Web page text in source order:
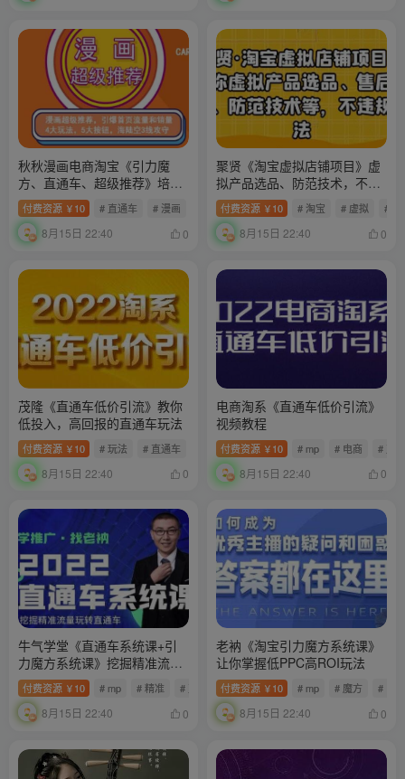
秋秋漫画电商淘宝《引力魔
方、直通车、超级推荐》培训
课程视频
付费资源 ￥ 10 # 直通车 # 漫画 # 魔方
8月15日 22:40 0
聚贤《淘宝虚拟店铺项目》虚
拟产品选品、防范技术，不违
规玩法等
付费资源 ￥ 10 # 淘宝 # 虚拟 # 选
8月15日 22:40 0
茂隆《直通车低价引流》教你
低投入，高回报的直通车玩法
付费资源 ￥ 10 # 玩法 # 直通车 # 高回报
8月15日 22:40 0
电商淘系《直通车低价引流》
视频教程
付费资源 ￥ 10 # mp # 电商 # 直
8月15日 22:40 0
牛气学堂《直通车系统课+引
力魔方系统课》挖掘精准流量
玩转直通车
付费资源 ￥ 10 # mp # 精准 # 直通车
8月15日 22:40 0
老衲《淘宝引力魔方系统课》
让你掌握低PPC高ROI玩法
付费资源 ￥ 10 # mp # 魔方 # 引力
8月15日 22:40 0